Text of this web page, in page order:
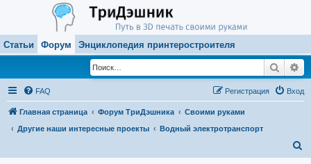
Статьи Форум Энциклопедия принтеростроителя
Поиск
FAQ Вход
Регистрация
Главная страница Форум ТриДэшника
Своими руками
Другие наши интересные проекты
Водный электротранспорт